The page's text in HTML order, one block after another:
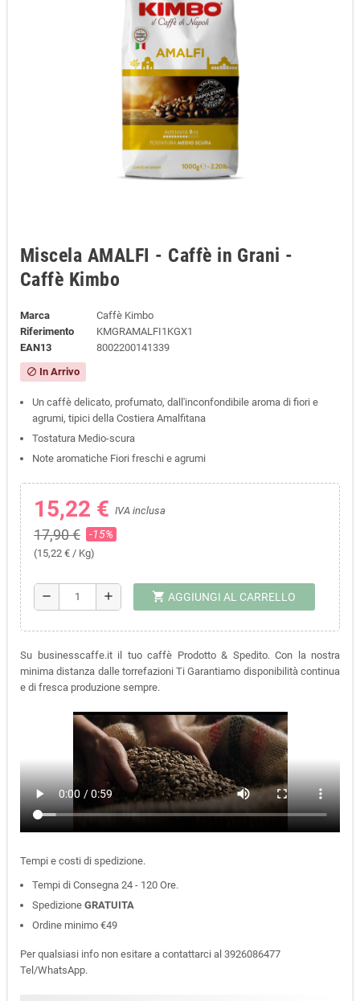
Miscela AMALFI - Caffè in Grani -
Caffè Kimbo
Marca
Caffè Kimbo
Riferimento
KMGRAMALFI1KGX1
EAN13
8002200141339
block In Arrivo
Un caffè delicato, profumato, dall'inconfondibile aroma di fiori e
agrumi, tipici della Costiera Amalfitana
Tostatura Medio-scura
Note aromatiche Fiori freschi e agrumi
15,22 € IVA inclusa
17,90 € -15%
(15,22 € / Kg)
remove add shopping_cart AGGIUNGI AL CARRELLO
Su businesscaffe.it il tuo caffè Prodotto & Spedito. Con la nostra
minima distanza dalle torrefazioni Ti Garantiamo disponibilità continua
e di fresca produzione sempre.
Tempi e costi di spedizione.
Tempi di Consegna 24 - 120 Ore.
Spedizione GRATUITA
Ordine minimo €49
Per qualsiasi info non esitare a contattarci al 3926086477
Tel/WhatsApp.